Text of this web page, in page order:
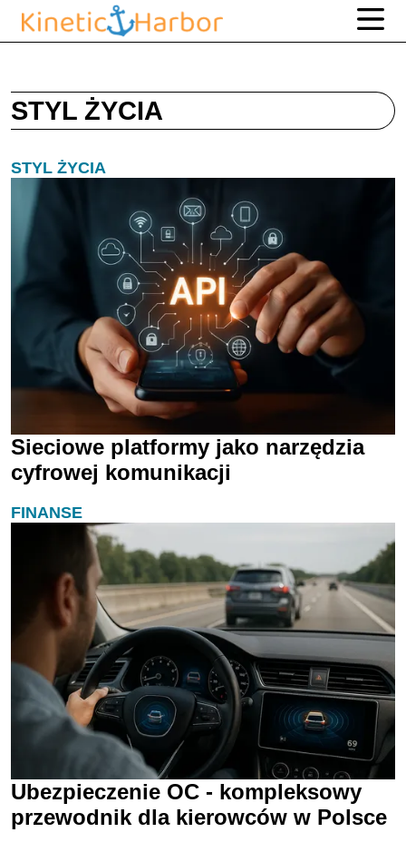
STYL ŻYCIA
STYL ŻYCIA
Sieciowe platformy jako narzędzia
cyfrowej komunikacji
FINANSE
Ubezpieczenie OC - kompleksowy
przewodnik dla kierowców w Polsce